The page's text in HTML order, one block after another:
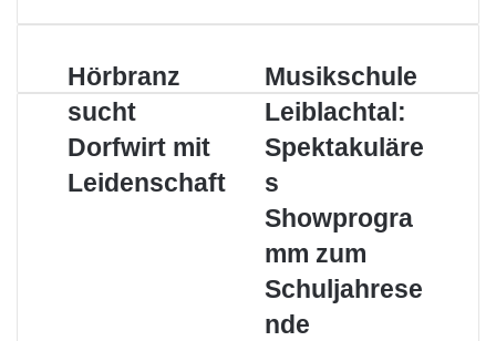
E-
Hörbranz
sucht
Dorfwirt
mit
Hörbranz
sucht
Dorfwirt mit
Leidenschaft
Musikschule
Leiblachtal:
Spektakuläres
Showprogramm
zum
Schuljahresende
Musikschule
Leiblachtal:
Spektakuläre
s
Showprogra
mm zum
Schuljahrese
nde